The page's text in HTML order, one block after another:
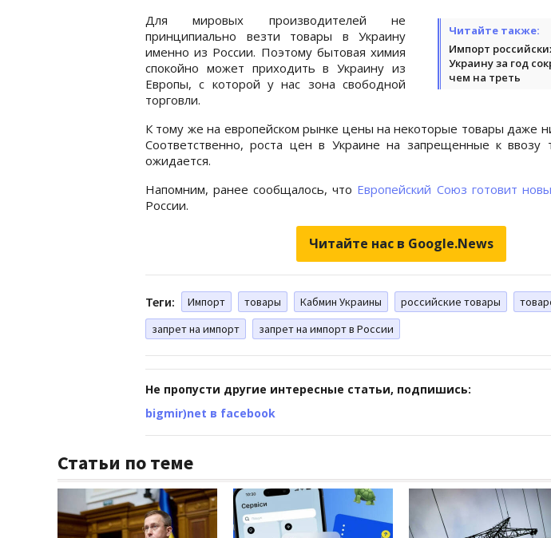
Читайте также:
Импорт
Украину за год
чем на треть
Для мировых производителей не
принципиально везти товары в Украину
именно из России. Поэтому бытовая химия
спокойно может приходить в Украину из
Европы, с которой у нас зона свободной
торговли.
К тому же на европейском рынке цены на некоторые товары даже
Соответственно, роста цен в Украине на запрещенные к
ожидается.
Напомним, ранее сообщалось, что Европейский Союз готовит
России.
Читайте нас в Google.News
Теги: Импорт товары Кабмин Украины российские товары
запрет на импорт
запрет на импорт в России
Не пропусти другие интересные статьи, подпишись:
bigmir)net в facebook
Статьи по теме